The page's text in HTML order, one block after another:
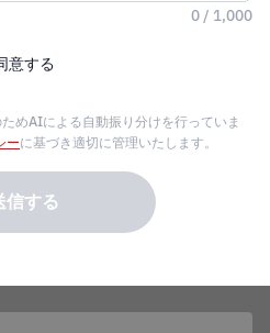
0 / 1,000
意する
めAIによる自動振り分けを行っていま
ーに基づき適切に管理いたします。
信する